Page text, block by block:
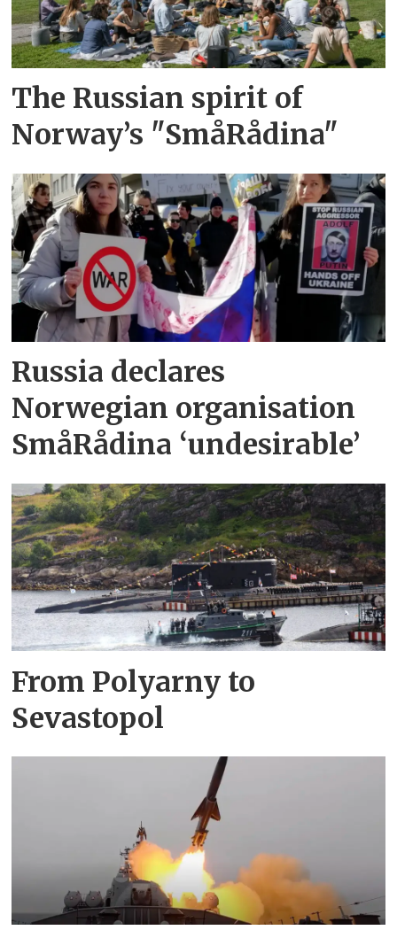
The Russian spirit of
Norway’s "SmåRådina"
Russia declares
Norwegian organisation
SmåRådina ‘undesirable’
From Polyarny to
Sevastopol